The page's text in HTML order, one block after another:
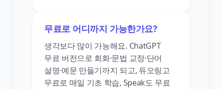
무료로 어디까지 가능한가요?
생각보다 많이 가능해요. ChatGPT
무료 버전으로 회화·문법 교정·단어
설명·예문 만들기까지 되고, 듀오링고
무료로 매일 기초 학습, Speak도 무료